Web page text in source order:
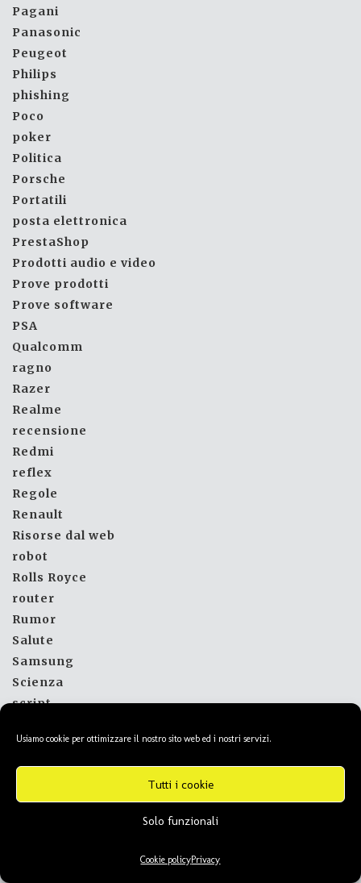
Usiamo cookie per ottimizzare il nostro sito web ed i nostri servizi.
Tutti i cookie
Solo funzionali
Cookie policyPrivacy
Pagani
Panasonic
Peugeot
Philips
phishing
Poco
poker
Politica
Porsche
Portatili
posta elettronica
PrestaShop
Prodotti audio e video
Prove prodotti
Prove software
PSA
Qualcomm
ragno
Razer
Realme
recensione
Redmi
reflex
Regole
Renault
Risorse dal web
robot
Rolls Royce
router
Rumor
Salute
Samsung
Scienza
script
Seat
segnale tv